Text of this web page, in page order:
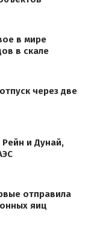
в мире
в скале
через две
и Дунай,
отправила
яиц